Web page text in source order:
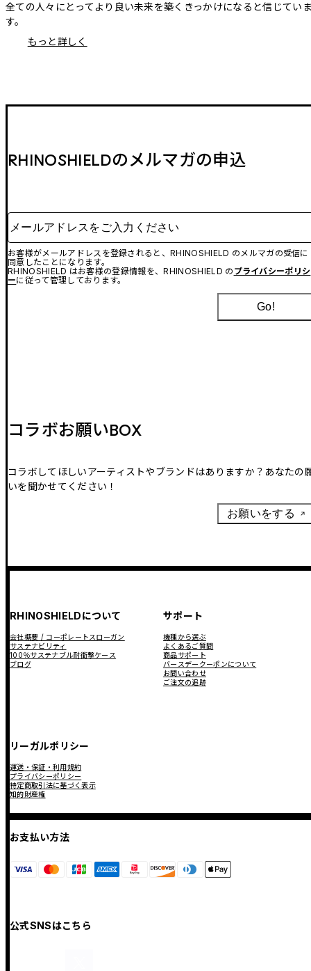
全ての人々にとってより良い未来を築くきっかけになると信じてい
す。
もっと詳しく
RHINOSHIELDのメルマガの申込
メールアドレスをご入力ください
お客様がメールアドレスを登録されると、RHINOSHIELD のメルマガの受信に
同意したことになります。
RHINOSHIELD はお客様の登録情報を、RHINOSHIELD の プライバシーポリシ
ーに従って管理しております。
Go!
コラボお願いBOX
コラボしてほしいアーティストやブランドはありますか？あなたの
いを聞かせてください！
お願いをする
RHINOSHIELDについて
会社概要 / コーポレートスローガン
サステナビリティ
100％サステナブル耐衝撃ケース
ブログ
サポート
機種から選ぶ
よくあるご質問
商品サポート
バースデークーポンについて
お問い合わせ
ご注文の追跡
リーガルポリシー
運送・保証・利用規約
プライバシーポリシー
特定商取引法に基づく表示
知的財産権
お支払い方法
公式SNSはこちら